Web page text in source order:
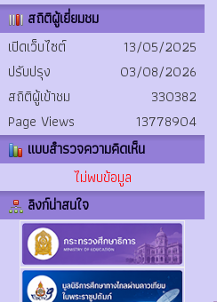
สถิติผู้เยี่ยมชม
เปิดเว็บไซต์
13/05/2025
ปรับปรุง
03/08/2026
สถิติผู้เข้าชม
330382
Page Views
13778904
แบบสำรวจความคิดเห็น
ไม่พบข้อมูล
ลิงก์น่าสนใจ